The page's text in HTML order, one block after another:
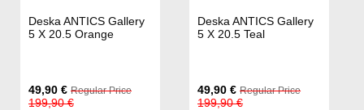
Deska ANTICS Gallery
5 X 20.5 Orange
Special
Price
49,90 € Regular Price
199,90 €
Deska ANTICS Gallery
5 X 20.5 Teal
Special
Price
49,90 € Regular Price
199,90 €